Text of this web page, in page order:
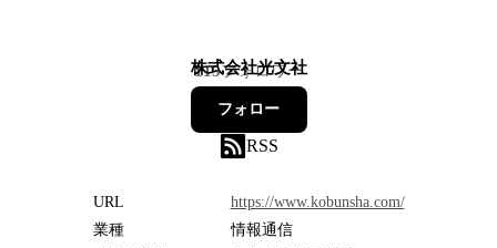
株式会社光文社
115フォロワー
フォロー
RSS
URL
https://www.kobunsha.com/
業種
情報通信